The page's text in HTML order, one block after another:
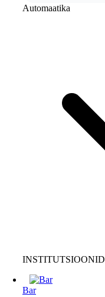
Automaatika
INSTITUTSIOONID
Bar